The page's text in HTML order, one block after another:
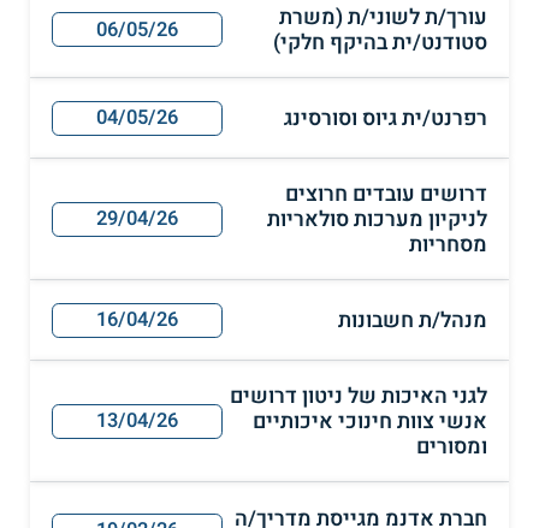
עורך/ת לשוני/ת (משרת
סטודנט/ית בהיקף חלקי)
06/05/26
רפרנט/ית גיוס וסורסינג 04/05/26
דרושים עובדים חרוצים
לניקיון מערכות סולאריות
מסחריות
29/04/26
מנהל/ת חשבונות 16/04/26
לגני האיכות של ניטון דרושים
אנשי צוות חינוכי איכותיים
ומסורים
13/04/26
חברת אדנמ מגייסת מדריך/ה